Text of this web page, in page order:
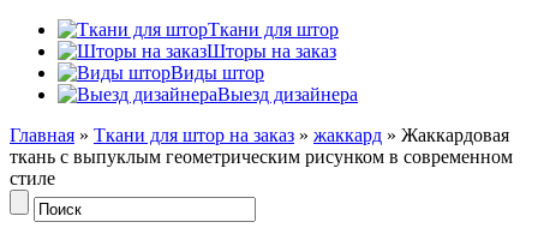
Ткани для штор
Шторы на заказ
Виды штор
Выезд дизайнера
Главная » Ткани для штор на заказ » жаккард » Жаккардовая
ткань с выпуклым геометрическим рисунком в современном
стиле